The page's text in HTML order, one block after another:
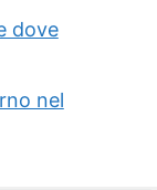
dove
nel